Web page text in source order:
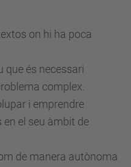
on hi ha poca
que és necessari
complex.
i emprendre
el seu àmbit de
de manera autònoma